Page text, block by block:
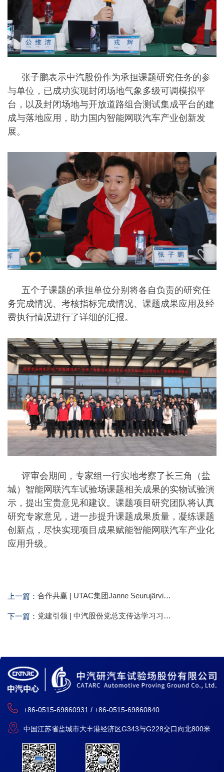
张子鹏表示中汽股份作为承担课题研究任务的参
与单位，已成功实现封闭场地气象多级可调模拟平
台，以及封闭场地与开放道路组合测试集成平台的建
成与落地应用，助力国内智能网联汽车产业创新发
展。
五个子课题的承担单位分别将各自负责的研究任
务完成情况、考核指标完成情况、课题成果应用及经
费执行情况进行了详细的汇报。
评审会期间，专家组一行实地考察了长三角（盐
城）智能网联汽车试验场课题相关成果的实物试验演
示，提出宝贵意见和建议。课题项目研究团队将认真
研究专家意见，进一步提升课题成果质量，凝练课题
创新点，尽快实现项目成果赋能智能网联汽车产业化
应用升级。
上一篇： 合作共赢 | UTAC集团Janne Seurujärvi一行到访中汽股份
下一篇： 党建引领 | 中汽股份党总支传达学习习近平总书记对中央企业工作作出的重要指示
+86-0515-69860931 / +86-0515-69860840
中国江苏省盐城市大丰港经济区G343与G228交口向北800米